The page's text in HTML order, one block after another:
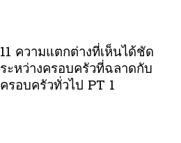
11 ความแตกต่างที่เห็นได้ชัด
ระหว่างครอบครัวที่ฉลาดกับ
ครอบครัวทั่วไป PT 1